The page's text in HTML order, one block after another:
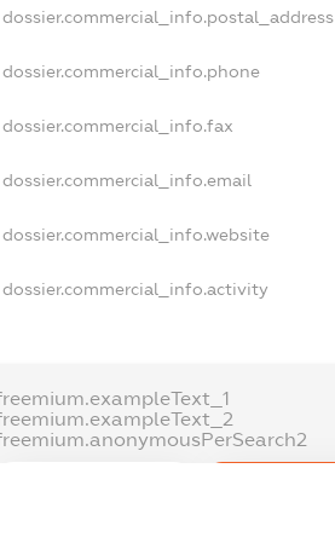
dossier.commercial_info.postal_address
dossier.commercial_info.phone
dossier.commercial_info.fax
dossier.commercial_info.email
dossier.commercial_info.website
dossier.commercial_info.activity